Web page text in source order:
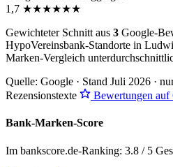
1,7 ★★★★★★
Gewichteter Schnitt aus 3 Google-
HypoVereinsbank-Standorte in
Marken-Vergleich
Quelle: Google · Stand Juli 2026 ·
Rezensionstexte
Bewertungen auf
Bank-Marken-Score
Im bankscore.de-Ranking: 3.8 / 5